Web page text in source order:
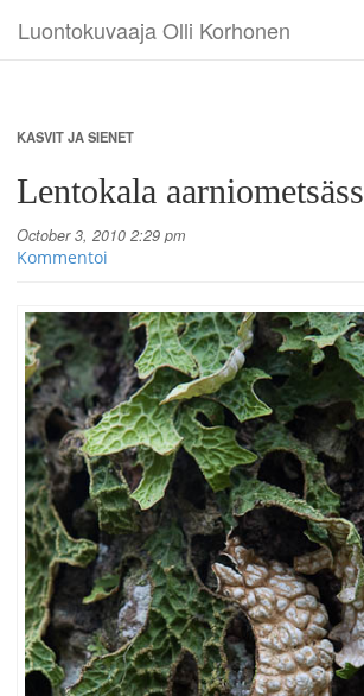
Luontokuvaaja Olli Korhonen
KASVIT JA SIENET
Lentokala
October 3, 2010 2:29 pm
Kommentoi